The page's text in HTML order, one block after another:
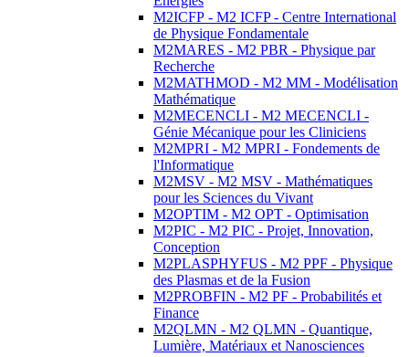
M2ICFP - M2 ICFP - Centre International
de Physique Fondamentale
M2MARES - M2 PBR - Physique par
Recherche
M2MATHMOD - M2 MM - Modélisation
Mathématique
M2MECENCLI - M2 MECENCLI -
Génie Mécanique pour les Cliniciens
M2MPRI - M2 MPRI - Fondements de
l'Informatique
M2MSV - M2 MSV - Mathématiques
pour les Sciences du Vivant
M2OPTIM - M2 OPT - Optimisation
M2PIC - M2 PIC - Projet, Innovation,
Conception
M2PLASPHYFUS - M2 PPF - Physique
des Plasmas et de la Fusion
M2PROBFIN - M2 PF - Probabilités et
Finance
M2QLMN - M2 QLMN - Quantique,
Lumière, Matériaux et Nanosciences